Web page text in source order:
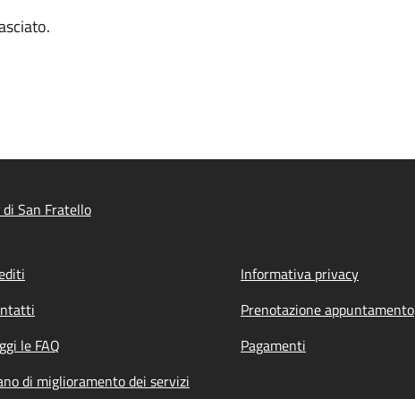
di San Fratello
Informativa privacy
Prenotazione appuntamento
le FAQ Pagamenti
di miglioramento dei servizi